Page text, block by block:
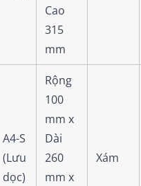
Cao
315
mm
A4-S
(Lưu
dọc)
Rộng
100
mm x
Dài
260
mm x
Xám